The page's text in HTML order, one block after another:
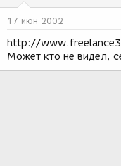
м
ы
д
и
я
17 июн 2002
http://
Может кто не видел,